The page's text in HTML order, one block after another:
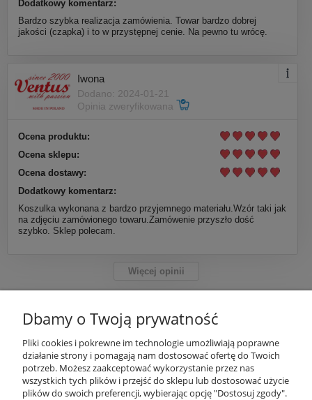
Dodatkowy komentarz:
Bardzo szybka realizacja zamówienia. Towar bardzo dobrej
jakości (czapka) i to w przystępnej cenie. Na pewno tu wrócę.
Iwona
Dodano: 2024-01-21
Opinia zweryfikowana
Ocena produktu:
Ocena sklepu:
Ocena dostawy:
Dodatkowy komentarz:
Koszulka wykonana z bardzo przyjemnego materiału.Wzór taki jak
na zdjęciu zamówionego towaru.Zamówenie przyszło dość
szybko. Sklep polecam.
Więcej opinii
OBSŁUGA KLIENTA
Dbamy o Twoją prywatność
Pliki cookies i pokrewne im technologie umożliwiają poprawne
działanie strony i pomagają nam dostosować ofertę do Twoich
potrzeb. Możesz zaakceptować wykorzystanie przez nas
wszystkich tych plików i przejść do sklepu lub dostosować użycie
plików do swoich preferencji, wybierając opcję "Dostosuj zgody".